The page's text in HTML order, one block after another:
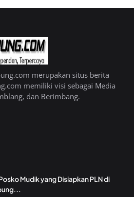
merupakan situs berita
memiliki visi sebagai Media
dan Berimbang.
Mudik yang Disiapkan PLN di